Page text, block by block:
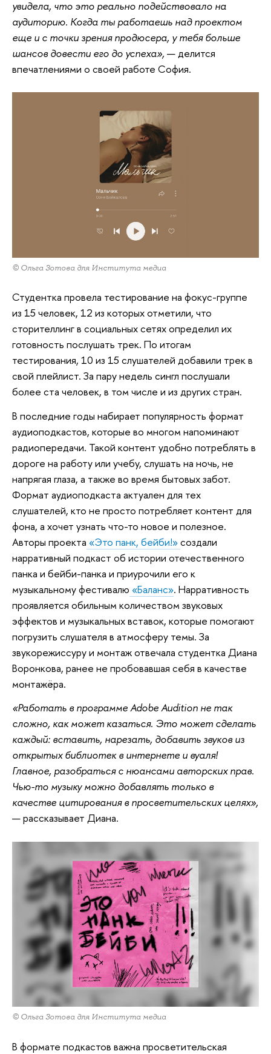
увидела, что это реально подействовало на
аудиторию. Когда ты работаешь над проектом
еще и с точки зрения продюсера, у тебя больше
шансов довести его до успеха»,— делится
впечатлениями о своей работе София.
© Ольга Зотова для Института медиа
Студентка провела тестирование на фокус-группе
из 15 человек, 12 из которых отметили, что
сторителлинг в социальных сетях определил их
готовность послушать трек. По итогам
тестирования, 10 из 15 слушателей добавили трек в
свой плейлист. За пару недель сингл послушали
более ста человек, в том числе и из других стран.
В последние годы набирает популярность формат
аудиоподкастов, которые во многом напоминают
радиопередачи. Такой контент удобно потреблять в
дороге на работу или учебу, слушать на ночь, не
напрягая глаза, а также во время бытовых забот.
Формат аудиоподкаста актуален для тех
слушателей, кто не просто потребляет контент для
фона, а хочет узнать что-то новое и полезное.
Авторы проекта «Это панк, бейби!»создали
нарративный подкаст об истории отечественного
панка и бейби-панка и приурочили его к
музыкальному фестивалю «Баланс». Нарративность
проявляется обильным количеством звуковых
эффектов и музыкальных вставок, которые помогают
погрузить слушателя в атмосферу темы. За
звукорежиссуру и монтаж отвечала студентка Диана
Воронкова, ранее не пробовавшая себя в качестве
монтажёра.
«Работать в программе Adobe Audition не так
сложно, как может казаться. Это может сделать
каждый: вставить, нарезать, добавить звуков из
открытых библиотек в интернете и вуаля!
Главное, разобраться с нюансами авторских прав.
Чью-то музыку можно добавлять только в
качестве цитирования в просветительских целях»,
— рассказывает Диана.
© Ольга Зотова для Института медиа
В формате подкастов важна просветительская